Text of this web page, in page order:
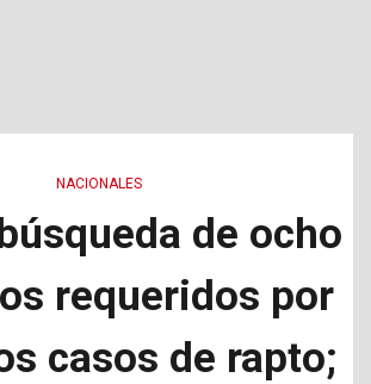
NACIONALES
de ocho
requeridos por
casos de rapto;